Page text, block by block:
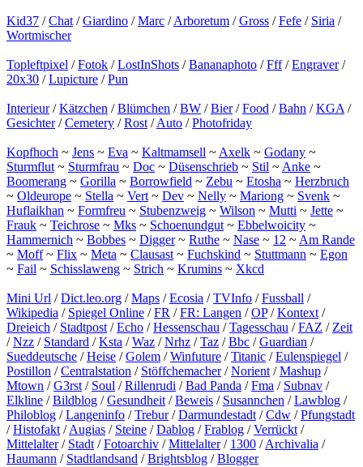
Kid37 /Chat /Giardino /Marc /Arboretum /Gross /Fefe / Siria /
Wortmischer
Topleftpixel /Fotok /LostInShots /Bananaphoto /Fff/Engraver/
20x30 /Lupicture /Pun
Interieur/Kätzchen /Blümchen /BW /Bier/Food /Bahn /KGA /
Gesichter/Cemetery /Rost /Auto /Photofriday
Kopfhoch ~ Jens ~ Eva ~ Kaltmamsell ~ Axelk ~ Godany ~
Sturmflut ~ Sturmfrau ~ Doc ~ Düsenschrieb ~ Stil ~ Anke ~
Boomerang ~ Gorilla ~ Borrowfield ~ Zebu ~ Etosha ~ Herzbruch
~ Oldeurope ~ Stella ~ Vert ~ Dev ~ Nelly ~ Mariong ~ Svenk ~
Huflaikhan ~ Formfreu ~ Stubenzweig ~ Wilson ~ Mutti ~ Jette ~
Frauk ~ Teichrose ~ Mks ~ Schoenundgut ~ Ebbelwoicity ~
Hammernich ~ Bobbes ~ Digger~ Ruthe ~ Nase ~ 12 ~ Am Rande
~ Moff~ Flix ~ Meta ~ Clausast ~ Fuchskind ~ Stuttmann ~ Egon
~ Fail ~ Schisslaweng ~ Strich ~ Krumins ~ Xkcd
Mini Url /Dict.leo.org /Maps /Ecosia /TVInfo /Fussball /
Wikipedia / Spiegel Online /FR /FR: Langen /OP/Kontext /
Dreieich / Stadtpost /Echo /Hessenschau /Tagesschau /FAZ / Zeit
/Nzz / Standard /Ksta /Waz /Nrhz /Taz /Bbc /Guardian /
Sueddeutsche /Heise /Golem /Winfuture /Titanic /Eulenspiegel /
Postillon /Centralstation / Stöffchemacher/Norient /Mashup /
Mtown /G3rst / Soul /Rillenrudi /Bad Panda /Fma / Subnav /
Elkline /Bildblog /Gesundheit /Beweis / Susannchen /Lawblog /
Philoblog /Langeninfo /Trebur/Darmundestadt /Cdw /Pfungstadt
/Histofakt /Augias / Steine /Dablog /Frablog /Verrückt /
Mittelalter/ Stadt /Fotoarchiv /Mittelalter/ 1300 /Archivalia /
Haumann / Stadtlandsand /Brightsblog /Blogger